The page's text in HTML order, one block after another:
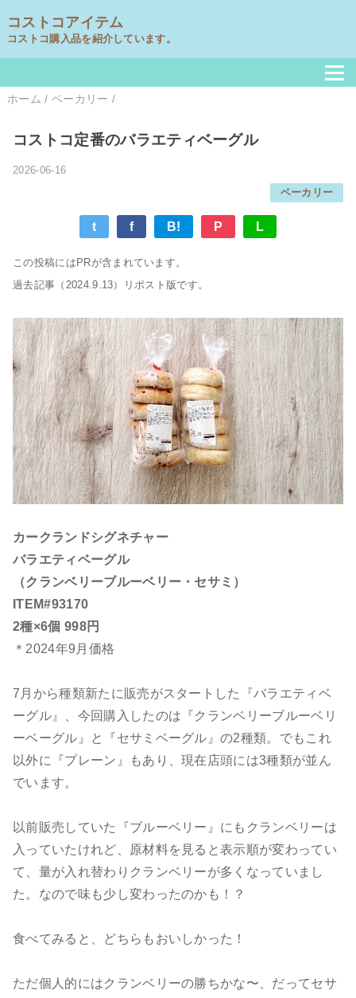
コストコアイテム
コストコ購入品を紹介しています。
ホーム / ベーカリー /
コストコ定番のバラエティベーグル
2026-06-16
ベーカリー
t f B! P L
この投稿にはPRが含まれています。
過去記事（2024.9.13）リポスト版です。
カークランドシグネチャー
バラエティベーグル
（クランベリーブルーベリー・セサミ）
ITEM#93170
2種×6個 998円
＊2024年9月価格
7月から種類新たに販売がスタートした『バラエティベ
ーグル』、今回購入したのは『クランベリーブルーベリ
ーベーグル』と『セサミベーグル』の2種類。でもこれ
以外に『プレーン』もあり、現在店頭には3種類が並ん
でいます。
以前販売していた『ブルーベリー』にもクランベリーは
入っていたけれど、原材料を見ると表示順が変わってい
て、量が入れ替わりクランベリーが多くなっていまし
た。なので味も少し変わったのかも！？
食べてみると、どちらもおいしかった！
ただ個人的にはクランベリーの勝ちかな〜、だってセサ